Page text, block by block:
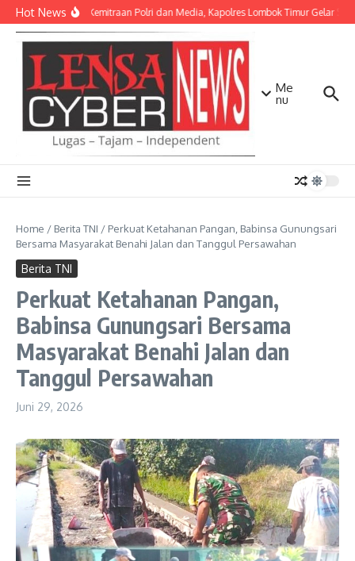
Lewati ke konten
Hot NewsPerkuat Kemitraan Polri dan Media, Kapolres Lombok Timur Gelar
Me
nu
Home / Berita TNI / Perkuat Ketahanan Pangan, Babinsa Gunungsari
Bersama Masyarakat Benahi Jalan dan Tanggul Persawahan
Berita TNI
Perkuat Ketahanan Pangan,
Babinsa Gunungsari Bersama
Masyarakat Benahi Jalan dan
Tanggul Persawahan
Juni 29, 2026